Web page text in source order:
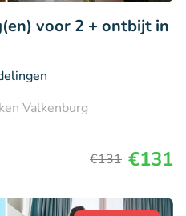
voor 2 + ontbijt in
Valkenburg
€131 €131